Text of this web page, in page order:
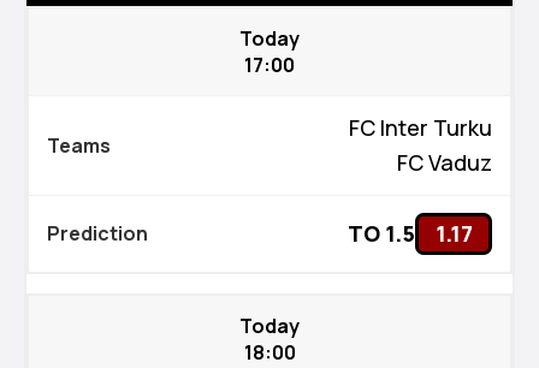
Today
17:00
FC Inter Turku
FC Vaduz
TO 1.5 1.17
Today
18:00